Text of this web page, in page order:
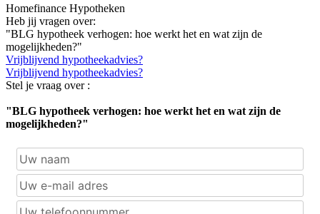
Homefinance Hypotheken
Heb jij vragen over:
"BLG hypotheek verhogen: hoe werkt het en wat zijn de
mogelijkheden?"
Vrijblijvend hypotheekadvies?
Vrijblijvend hypotheekadvies?
Stel je vraag over :
"BLG hypotheek verhogen: hoe werkt het en wat zijn de
mogelijkheden?"